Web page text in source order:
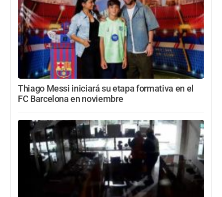
Thiago Messi iniciará su etapa formativa en el
FC Barcelona en noviembre